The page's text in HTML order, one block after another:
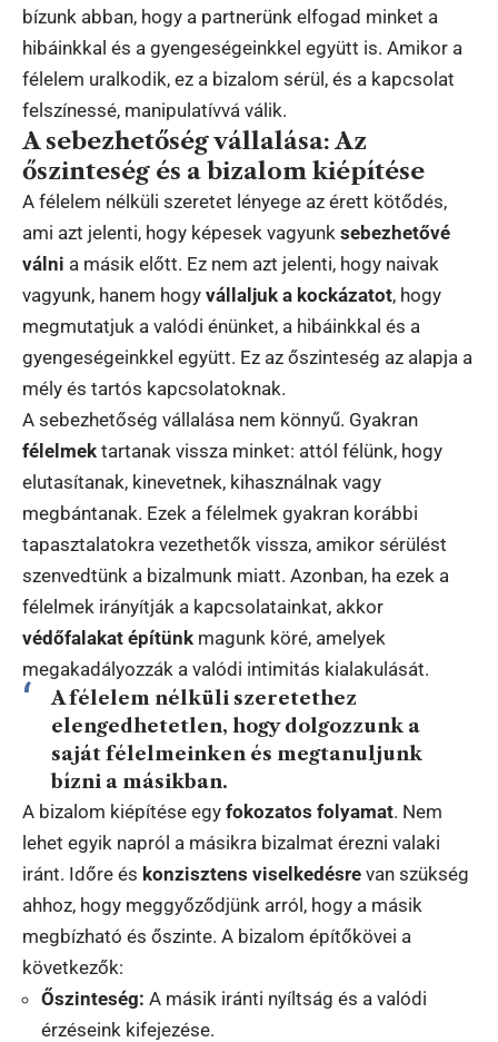
bízunk abban, hogy a partnerünk elfogad minket a
hibáinkkal és a gyengeségeinkkel együtt is. Amikor a
félelem uralkodik, ez a bizalom sérül, és a kapcsolat
felszínessé, manipulatívvá válik.
A sebezhetőség vállalása: Az
őszinteség és a bizalom kiépítése
A félelem nélküli szeretet lényege az érett kötődés,
ami azt jelenti, hogy képesek vagyunk sebezhetővé
válni a másik előtt. Ez nem azt jelenti, hogy naivak
vagyunk, hanem hogy vállaljuk a kockázatot, hogy
megmutatjuk a valódi énünket, a hibáinkkal és a
gyengeségeinkkel együtt. Ez az őszinteség az alapja a
mély és tartós kapcsolatoknak.
A sebezhetőség vállalása nem könnyű. Gyakran
félelmek tartanak vissza minket: attól félünk, hogy
elutasítanak, kinevetnek, kihasználnak vagy
megbántanak. Ezek a félelmek gyakran korábbi
tapasztalatokra vezethetők vissza, amikor sérülést
szenvedtünk a bizalmunk miatt. Azonban, ha ezek a
félelmek irányítják a kapcsolatainkat, akkor
védőfalakat építünk magunk köré, amelyek
megakadályozzák a valódi intimitás kialakulását.
A félelem nélküli szeretethez
elengedhetetlen, hogy dolgozzunk a
saját félelmeinken és megtanuljunk
bízni a másikban.
A bizalom kiépítése egy fokozatos folyamat. Nem
lehet egyik napról a másikra bizalmat érezni valaki
iránt. Időre és konzisztens viselkedésre van szükség
ahhoz, hogy meggyőződjünk arról, hogy a másik
megbízható és őszinte. A bizalom építőkövei a
következők:
Őszinteség: A másik iránti nyíltság és a valódi
érzéseink kifejezése.